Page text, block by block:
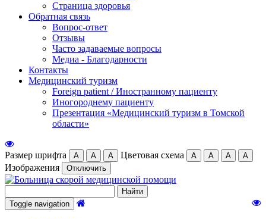
Страница здоровья
Обратная связь
Вопрос-ответ
Отзывы
Часто задаваемые вопросы
Медиа - Благодарности
Контакты
Медицинский туризм
Foreign patient / Иностранному пациенту
Иногороднему пациенту
Презентация «Медицинский туризм в Томской
области»
Размер шрифта А А А Цветовая схема А А А А
Изображения Отключить
Toggle navigation